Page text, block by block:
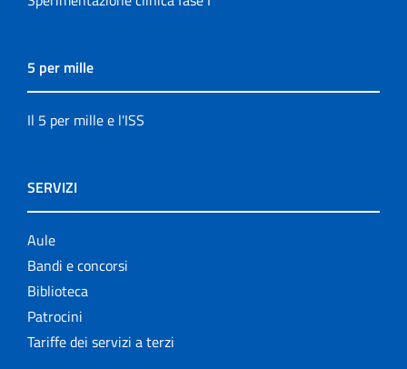
5 per mille
Il 5 per mille e l'ISS
SERVIZI
Aule
Bandi e concorsi
Biblioteca
Patrocini
Tariffe dei servizi a terzi